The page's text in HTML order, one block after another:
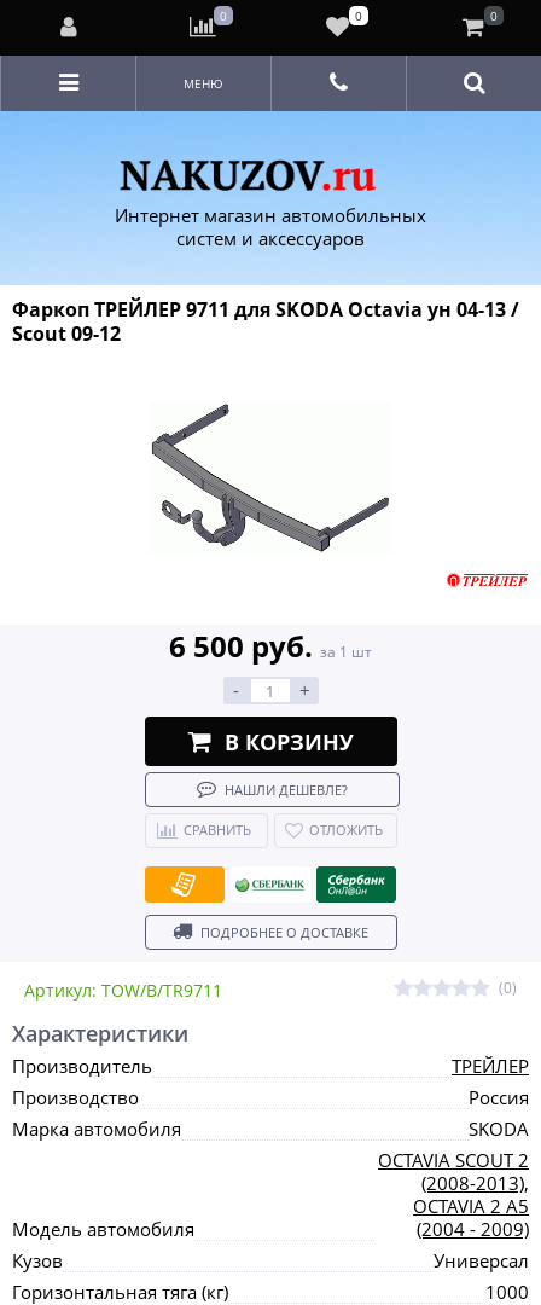
Интернет магазин автомобильных
систем и аксессуаров
МЕНЮ
Фаркоп ТРЕЙЛЕР 9711 для SKODA Octavia ун 04-13 /
Scout 09-12
Артикул: TOW/B/TR9711 (0)
6 500 руб. за 1 шт
- +
В КОРЗИНУ
НАШЛИ ДЕШЕВЛЕ?
СРАВНИТЬ ОТЛОЖИТЬ
ПОДРОБНЕЕ О ДОСТАВКЕ
Характеристики
Производитель
ТРЕЙЛЕР
Производство
Россия
Марка автомобиля
SKODA
Модель автомобиля
OCTAVIA SCOUT 2
(2008-2013),
OCTAVIA 2 A5
(2004 - 2009)
Кузов
Универсал
Горизонтальная тяга (кг)
1000
0 0 0